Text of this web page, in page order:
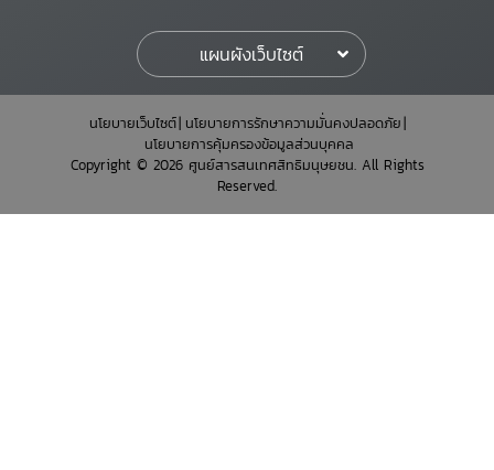
แผนผังเว็บไซต์
นโยบายเว็บไซต์ นโยบายการรักษาความมั่นคงปลอดภัย
นโยบายการคุ้มครองข้อมูลส่วนบุคคล
Copyright © 2026 ศูนย์สารสนเทศสิทธิมนุษยชน. All Rights
Reserved.